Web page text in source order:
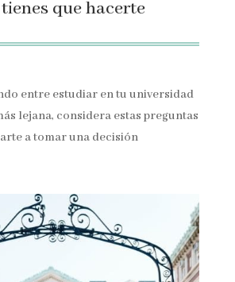
que hacerte
entre estudiar en tu universidad
lejana, considera estas preguntas
a tomar una decisión